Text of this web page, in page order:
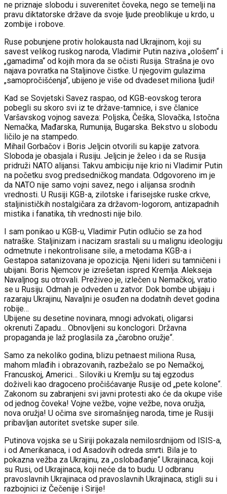
ne priznaje slobodu i suverenitet čoveka, nego se temelji na
pravu diktatorske države da svoje ljude preoblikuje u krdo, u
zombije i robove.
Ruse pobunjene protiv holokausta nad Ukrajinom, koji su
savest velikog ruskog naroda, Vladimir Putin naziva „ološem“ i
„gamadima“ od kojih mora da se očisti Rusija. Strašna je ovo
najava povratka na Staljinove čistke. U njegovim gulazima
„samopročišćenja“, ubijeno je više od dvadeset miliona ljudi!
Kad se Sovjetski Savez raspao, od KGB-eovskog terora
pobegli su skoro svi iz te države-tamnice, i sve članice
Varšavskog vojnog saveza: Poljska, Češka, Slovačka, Istočna
Nemačka, Mađarska, Rumunija, Bugarska. Bekstvo u slobodu
ličilo je na stampedo.
Mihail Gorbačov i Boris Jeljcin otvorili su kapije zatvora.
Sloboda je obasjala i Rusiju. Jeljcin je želeo i da se Rusija
pridruži NATO alijansi. Takvu ambiciju nije krio ni Vladimir Putin
na početku svog predsedničkog mandata. Odgovoreno im je
da NATO nije samo vojni savez, nego i alijansa srodnih
vrednosti. U Rusiji KGB-a, zilotske i farisejske ruske crkve,
staljinističkih nostalgičara za državom-logorom, antizapadnih
mistika i fanatika, tih vrednosti nije bilo.
I sam ponikao u KGB-u, Vladimir Putin odlučio se za hod
natraške. Staljinizam i nacizam srastali su u malignu ideologiju
odmetnute i nekontrolisane sile, a metodama KGB-a i
Gestapoa satanizovana je opozicija. Njeni lideri su tamničeni i
ubijani. Boris Njemcov je izrešetan ispred Kremlja. Alekseja
Navaljnog su otrovali. Preživeo je, izlečen u Nemačkoj, vratio
se u Rusiju. Odmah je odveden u zatvor. Dok bombe ubijaju i
razaraju Ukrajinu, Navaljni je osuđen na dodatnih devet godina
robije…
Ubijene su desetine novinara, mnogi advokati, oligarsi
okrenuti Zapadu… Obnovljeni su konclogori. Državna
propaganda je laž proglasila za „čarobno oružje“.
Samo za nekoliko godina, blizu petnaest miliona Rusa,
mahom mlađih i obrazovanih, razbežalo se po Nemačkoj,
Francuskoj, Americi… Siloviki u Kremlju su taj egzodus
doživeli kao dragoceno pročišćavanje Rusije od „pete kolone“.
Zakonom su zabranjeni svi javni protesti ako će da okupe više
od jednog čoveka! Vojne vežbe, vojne vežbe, nova oružja,
nova oružja! U očima sve siromašnijeg naroda, time je Rusiji
pribavljan autoritet svetske super sile.
Putinova vojska se u Siriji pokazala nemilosrdnijom od ISIS-a,
i od Amerikanaca, i od Asadovih odreda smrti. Bila je to
pokazna vežba za Ukrajinu, za „oslobađanje“ Ukrajinaca, koji
su Rusi, od Ukrajinaca, koji neće da to budu. U odbranu
pravoslavnih Ukrajinaca od pravoslavnih Ukrajinaca, stigli su i
razbojnici iz Čečenije i Sirije!